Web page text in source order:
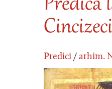
Predică
Predici / arhim.